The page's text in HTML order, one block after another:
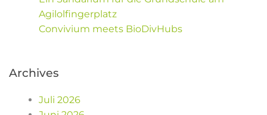
Agilolfingerplatz
Convivium meets BioDivHubs
Archives
Juli 2026